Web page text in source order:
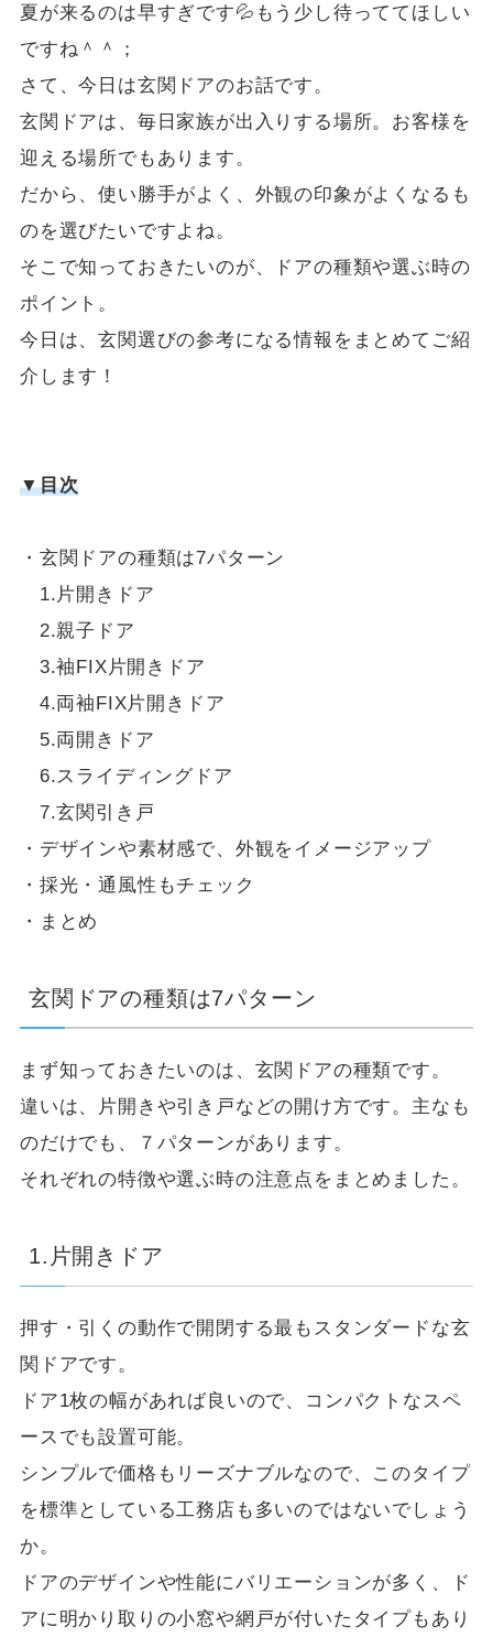
夏が来るのは早すぎです💦もう少し待っててほしい
ですね＾＾；
さて、今日は玄関ドアのお話です。
玄関ドアは、毎日家族が出入りする場所。お客様を
迎える場所でもあります。
だから、使い勝手がよく、外観の印象がよくなるも
のを選びたいですよね。
そこで知っておきたいのが、ドアの種類や選ぶ時の
ポイント。
今日は、玄関選びの参考になる情報をまとめてご紹
介します！
▼目次
・玄関ドアの種類は7パターン
1.片開きドア
2.親子ドア
3.袖FIX片開きドア
4.両袖FIX片開きドア
5.両開きドア
6.スライディングドア
7.玄関引き戸
・デザインや素材感で、外観をイメージアップ
・採光・通風性もチェック
・まとめ
玄関ドアの種類は7パターン
まず知っておきたいのは、玄関ドアの種類です。
違いは、片開きや引き戸などの開け方です。主なも
のだけでも、７パターンがあります。
それぞれの特徴や選ぶ時の注意点をまとめました。
1.片開きドア
押す・引くの動作で開閉する最もスタンダードな玄
関ドアです。
ドア1枚の幅があれば良いので、コンパクトなスペ
ースでも設置可能。
シンプルで価格もリーズナブルなので、このタイプ
を標準としている工務店も多いのではないでしょう
か。
ドアのデザインや性能にバリエーションが多く、ド
アに明かり取りの小窓や網戸が付いたタイプもあり